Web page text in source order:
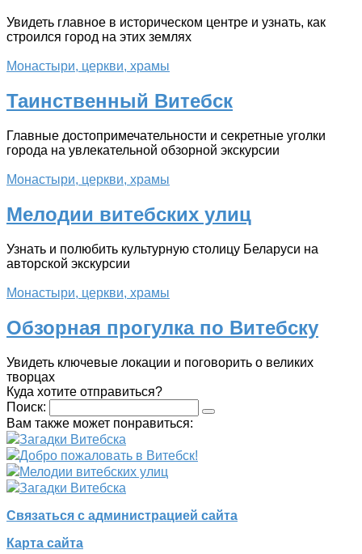
Увидеть главное в историческом центре и узнать, как
строился город на этих землях
Монастыри, церкви, храмы
Таинственный Витебск
Главные достопримечательности и секретные уголки
города на увлекательной обзорной экскурсии
Монастыри, церкви, храмы
Мелодии витебских улиц
Узнать и полюбить культурную столицу Беларуси на
авторской экскурсии
Монастыри, церкви, храмы
Обзорная прогулка по Витебску
Увидеть ключевые локации и поговорить о великих
творцах
Куда хотите отправиться?
Поиск:
Вам также может понравиться:
Загадки Витебска
Добро пожаловать в Витебск!
Мелодии витебских улиц
Загадки Витебска
Связаться с администрацией сайта
Карта сайта